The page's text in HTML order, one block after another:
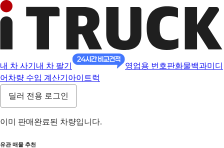
내 차 사기 내 차 팔기 영업용 번호판화물백과미디
어 차량 수입 계산기 아이트럭
딜러 전용 로그인
이미 판매완료된 차량입니다.
유관 매물 추천